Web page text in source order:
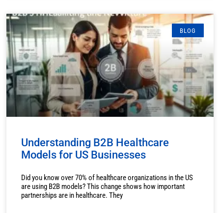
BLOG
Understanding B2B Healthcare
Models for US Businesses
Did you know over 70% of healthcare organizations in the US
are using B2B models? This change shows how important
partnerships are in healthcare. They